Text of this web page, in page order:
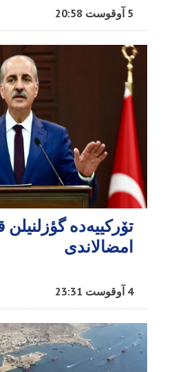
5 آوقوست 20:58
تۆرکییه‌ده گؤزلنیلن
امضالاندی
4 آوقوست 23:31